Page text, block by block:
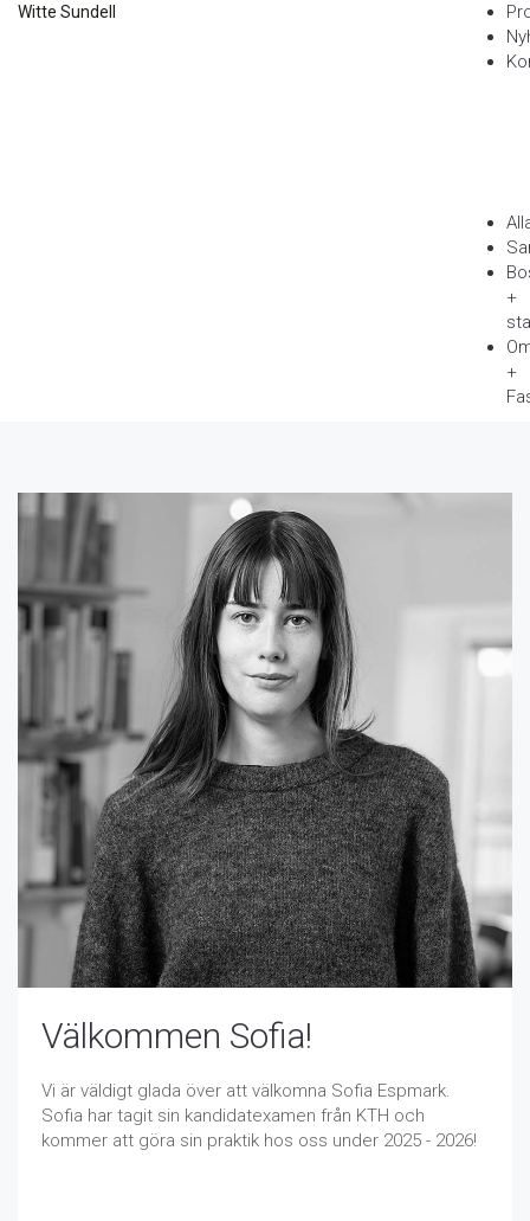
Witte Sundell
+
+
Välkommen Sofia!
Vi är väldigt glada över att välkomna Sofia Espmark.
Sofia har tagit sin kandidatexamen från KTH och
kommer att göra sin praktik hos oss under 2025 - 2026!